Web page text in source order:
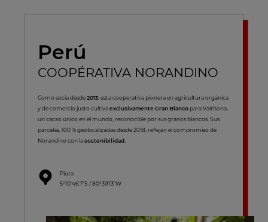
Perú
COOPÉRATIVA NORANDINO
Como socia desde2013 , esta cooperativa pionera en agricultura orgánica
y de comercio justo cultivaexclusivamente Gran Blanco para Valrhona,
un cacao único en el mundo, reconocible por sus granos blancos. Sus
parcelas, 100 % geolocalizadas desde 2018, reflejan el compromiso de
Norandino con lasostenibilidad.
Piura
5°10’46.7”S / 80°39’13”W